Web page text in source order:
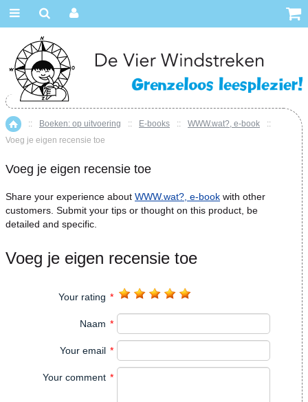
Home
:: Boeken: op uitvoering :: E-books :: WWW.wat?, e-book
::
Voeg je eigen recensie toe
Voeg je eigen recensie toe
Share your experience about WWW.wat?, e-book with other
customers. Submit your tips or thought on this product, be
detailed and specific.
Voeg je eigen recensie toe
Your rating *
Naam *
Your email *
Your comment *